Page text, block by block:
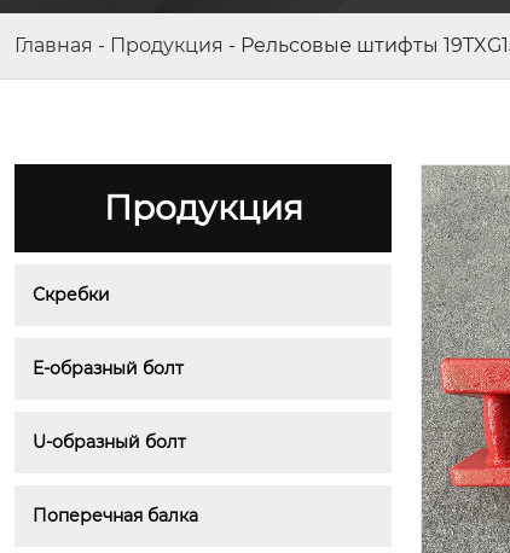
Главная - Продукция - Рельсовые штифты
Продукция
Скребки
E-образный болт
U-образный болт
Поперечная балка